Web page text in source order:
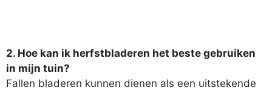
2. Hoe kan ik herfstbladeren het beste gebruiken
in mijn tuin?
Fallen bladeren kunnen dienen als een uitstekende